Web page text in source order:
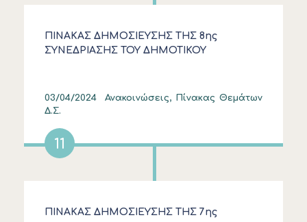
ΠΙΝΑΚΑΣ ΔΗΜΟΣΙΕΥΣΗΣ ΤΗΣ 8ης
ΣΥΝΕΔΡΙΑΣΗΣ ΤΟΥ ΔΗΜΟΤΙΚΟΥ
03/04/2024 Ανακοινώσεις, Πίνακας Θεμάτων
Δ.Σ.
11
ΠΙΝΑΚΑΣ ΔΗΜΟΣΙΕΥΣΗΣ ΤΗΣ 7ης